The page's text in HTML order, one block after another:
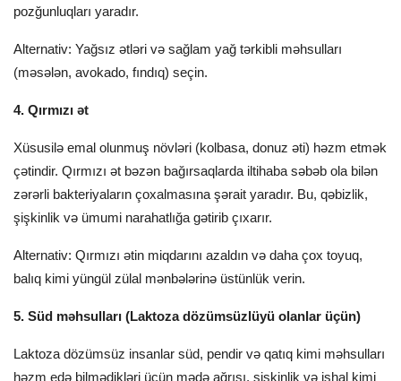
pozğunluqları yaradır.
Alternativ: Yağsız ətləri və sağlam yağ tərkibli məhsulları
(məsələn, avokado, fındıq) seçin.
4. Qırmızı ət
Xüsusilə emal olunmuş növləri (kolbasa, donuz əti) həzm etmək
çətindir. Qırmızı ət bəzən bağırsaqlarda iltihaba səbəb ola bilən
zərərli bakteriyaların çoxalmasına şərait yaradır. Bu, qəbizlik,
şişkinlik və ümumi narahatlığa gətirib çıxarır.
Alternativ: Qırmızı ətin miqdarını azaldın və daha çox toyuq,
balıq kimi yüngül zülal mənbələrinə üstünlük verin.
5. Süd məhsulları (Laktoza dözümsüzlüyü olanlar üçün)
Laktoza dözümsüz insanlar süd, pendir və qatıq kimi məhsulları
həzm edə bilmədikləri üçün mədə ağrısı, şişkinlik və ishal kimi